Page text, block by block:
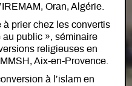
Oran, Algérie.
à prier chez les convertis
au public », séminaire
religieuses en
Aix-en-Provence.
à l’islam en